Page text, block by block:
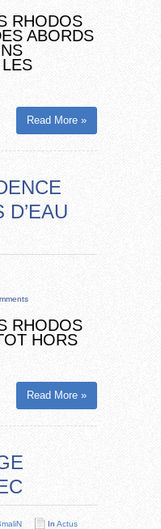
RHODOS
ABORDS
Read More »
RHODOS
HORS
Read More »
In Actus